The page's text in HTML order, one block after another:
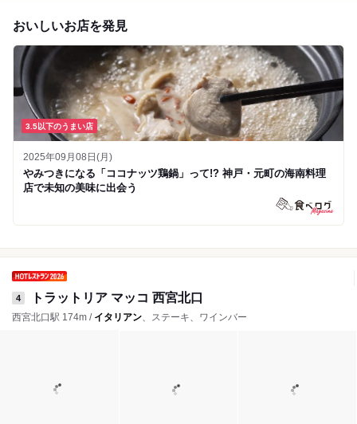
おいしいお店を発見
3.5以下のうまい店
2025年09月08日(月)
やみつきになる「ココナッツ鶏鍋」って!? 神戸・元町の海南料理
店で未知の美味に出会う
4 トラットリア マッコ 西宮北口
西宮北口駅 174m / イタリアン、ステーキ、ワインバー